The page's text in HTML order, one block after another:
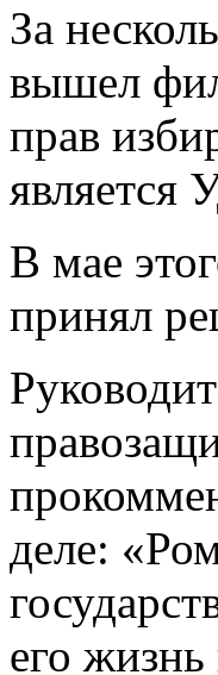
За
вышел
прав
является
В мае
принял
деле:
его